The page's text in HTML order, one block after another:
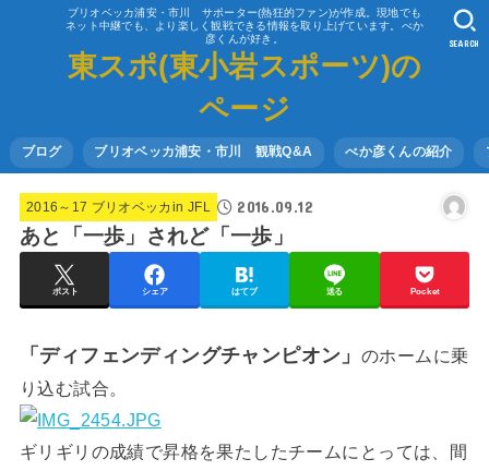
ブリオベッカ浦安・市川 サポーター(熱狂的ファン)が作成。現地でも
ネット中継でも、より楽しく観戦できる情報を取り上げています。べか
彦くんが好き。
東スポ(東小岩スポーツ)の
ページ
ブログ ブリオベッカ浦安・市川 観戦Q&A べか彦くんの紹介
SEARCH
2016～17 ブリオベッカin JFL 2016.09.12
あと「一歩」されど「一歩」
ポスト シェア はてブ 送る Pocket
「ディフェンディングチャンピオン」 のホームに乗
り込む試合。
ギリギリの成績で昇格を果たしたチームにとっては、間